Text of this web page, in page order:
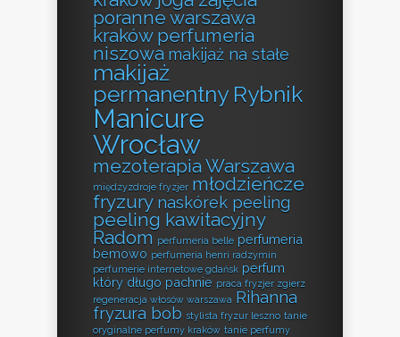
poranne warszawa
kraków perfumeria
niszowa makijaż na stałe
makijaż
permanentny Rybnik
Manicure
Wrocław
mezoterapia Warszawa
międzyzdroje fryzjer młodzieńcze
fryzury naskórek peeling
peeling kawitacyjny
Radom perfumeria belle perfumeria
bemowo perfumeria henri radzymin
perfumerie internetowe gdańsk perfum
który długo pachnie praca fryzjer zgierz
regeneracja włosów warszawa Rihanna
fryzura bob stylista fryzur leszno tanie
oryginalne perfumy kraków tanie perfumy